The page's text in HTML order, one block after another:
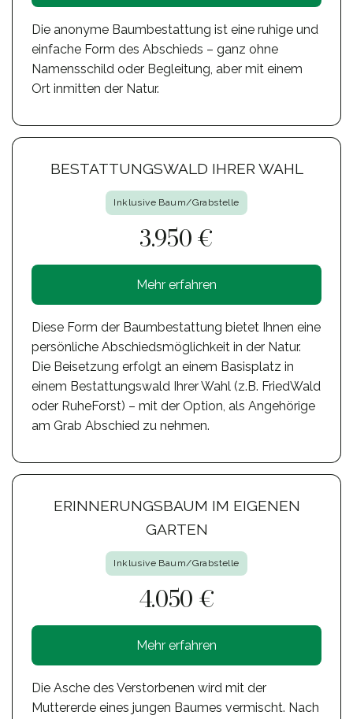
Die anonyme Baumbestattung ist eine ruhige und
einfache Form des Abschieds – ganz ohne
Namensschild oder Begleitung, aber mit einem
Ort inmitten der Natur.
BESTATTUNGSWALD IHRER WAHL
Inklusive Baum/Grabstelle
3.950 €
Mehr erfahren
Diese Form der Baumbestattung bietet Ihnen eine
persönliche Abschiedsmöglichkeit in der Natur.
Die Beisetzung erfolgt an einem Basisplatz in
einem Bestattungswald Ihrer Wahl (z.B. FriedWald
oder RuheForst) – mit der Option, als Angehörige
am Grab Abschied zu nehmen.
ERINNERUNGSBAUM IM EIGENEN
GARTEN
Inklusive Baum/Grabstelle
4.050 €
Mehr erfahren
Die Asche des Verstorbenen wird mit der
Muttererde eines jungen Baumes vermischt. Nach